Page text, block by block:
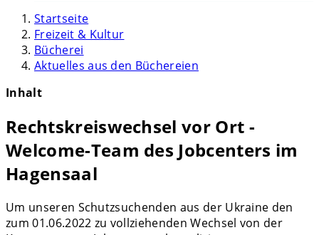
Startseite
Freizeit & Kultur
Bücherei
Aktuelles aus den Büchereien
Inhalt
Rechtskreiswechsel vor Ort -
Welcome-Team des Jobcenters im
Hagensaal
Um unseren Schutzsuchenden aus der Ukraine den
zum 01.06.2022 zu vollziehenden Wechsel von der